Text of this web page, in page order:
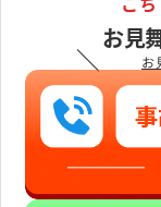
＼
お見
お